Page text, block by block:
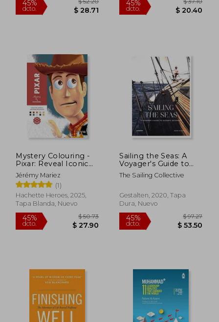
45%
dcto. $ 34.74
45%
dcto.
Mystery Colouring -
Pixar: Reveal Iconic
Disney Characters
With Colour by
Number (en Inglés)
Jérémy Mariez
(1)
Hachette Heroes, 2025,
Tapa Blanda, Nuevo
Sailing the Seas: A
Voyager's Guide to
Oceanic Getaways:
Sailing Voyages and
Inglés)
The Sailing Collective
Gestalten, 2020, Tapa
Dura, Nuevo